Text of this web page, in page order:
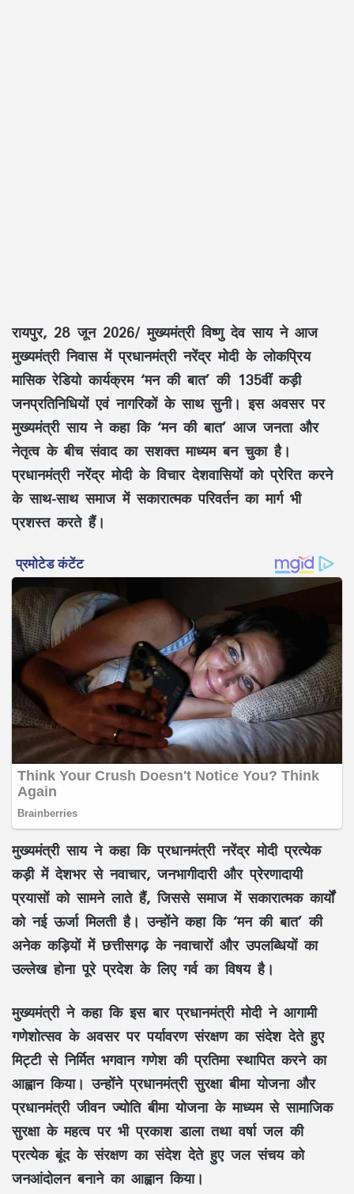
रायपुर, 28 जून 2026/मुख्यमंत्रीविष्णु देव सायने आज
मुख्यमंत्री निवास में प्रधानमंत्रीनरेंद्र मोदीके लोकप्रिय
मासिक रेडियो कार्यक्रम‘मन की बात’ की 135वीं कड़ी
जनप्रतिनिधियों एवं नागरिकों के साथ सुनी। इस अवसर पर
मुख्यमंत्रीसायने कहा कि‘मन की बात’ आज जनता और
नेतृत्व के बीच संवाद का सशक्त माध्यम बन चुका है।
प्रधानमंत्रीनरेंद्र मोदीके विचार देशवासियों को प्रेरित करने
के साथ-साथ समाज में सकारात्मक परिवर्तन का मार्ग भी
प्रशस्त करते हैं।
मुख्यमंत्रीसायने कहा कि प्रधानमंत्रीनरेंद्र मोदीप्रत्येक
कड़ी में देशभर सेनवाचार, जनभागीदारी और प्रेरणादायी
प्रयासोंको सामने लाते हैं, जिससे समाज में सकारात्मक कार्यों
को नई ऊर्जा मिलती है। उन्होंने कहा कि‘मन की बात’ की
अनेक कड़ियों मेंछत्तीसगढ़के नवाचारों और उपलब्धियों का
उल्लेख होना पूरे प्रदेश के लिए गर्व का विषय है।
मुख्यमंत्री ने कहा कि इस बार प्रधानमंत्रीमोदीने आगामी
गणेशोत्सवके अवसर परपर्यावरण संरक्षणका संदेश देते हुए
मिट्टी से निर्मित भगवान गणेश की प्रतिमास्थापित करने का
आह्वान किया। उन्होंनेप्रधानमंत्री सुरक्षा बीमा योजनाऔर
प्रधानमंत्री जीवन ज्योति बीमा योजनाके माध्यम सेसामाजिक
सुरक्षाके महत्व पर भी प्रकाश डाला तथावर्षा जलकी
प्रत्येक बूंद के संरक्षण का संदेश देते हुएजल संचयको
जनआंदोलन बनाने का आह्वान किया।